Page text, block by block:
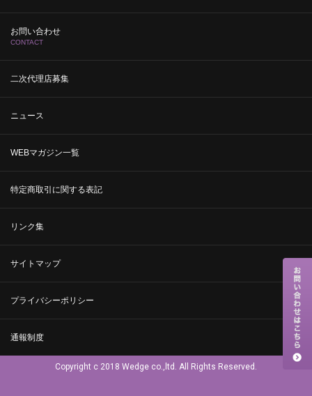
お問い合わせ
CONTACT
二次代理店募集
ニュース
WEBマガジン一覧
特定商取引に関する表記
リンク集
サイトマップ
プライバシーポリシー
通報制度
Copyright c 2018 Wedge co.,ltd. All Rights Reserved.